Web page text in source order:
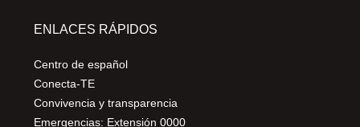
ENLACES RÁPIDOS
Centro de español
Conecta-TE
Convivencia y transparencia
Emergencias: Extensión 0000